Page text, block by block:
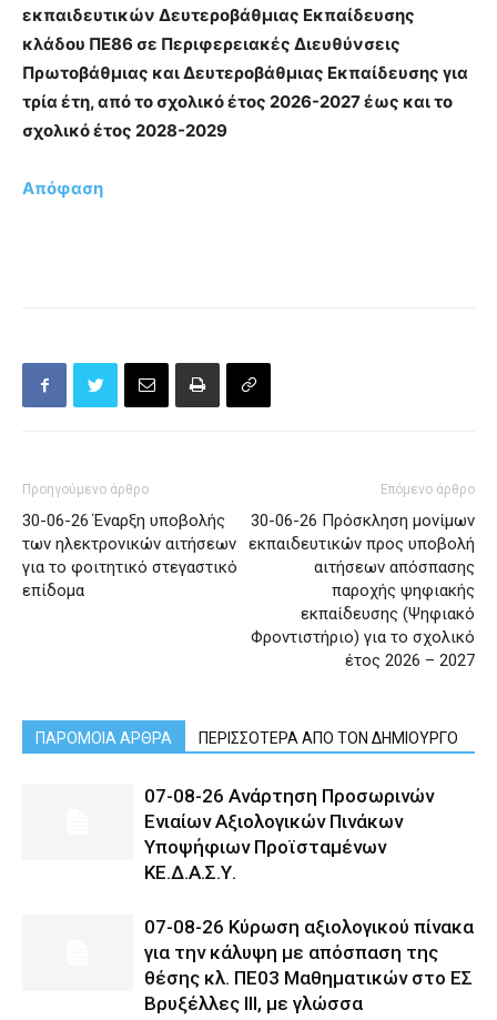
εκπαιδευτικών Δευτεροβάθμιας Εκπαίδευσης
κλάδου ΠΕ86 σε Περιφερειακές Διευθύνσεις
Πρωτοβάθμιας και Δευτεροβάθμιας Εκπαίδευσης για
τρία έτη, από το σχολικό έτος 2026-2027 έως και το
σχολικό έτος 2028-2029
Απόφαση
Προηγούμενο άρθρο
30-06-26 Έναρξη υποβολής
των ηλεκτρονικών αιτήσεων
για το φοιτητικό στεγαστικό
επίδομα
Επόμενο άρθρο
30-06-26 Πρόσκληση μονίμων
εκπαιδευτικών προς υποβολή
αιτήσεων απόσπασης
παροχής ψηφιακής
εκπαίδευσης (Ψηφιακό
Φροντιστήριο) για το σχολικό
έτος 2026 – 2027
ΠΑΡΟΜΟΙΑ ΑΡΘΡΑ ΠΕΡΙΣΣΟΤΕΡΑ ΑΠΟ ΤΟΝ ΔΗΜΙΟΥΡΓΟ
07-08-26 Ανάρτηση Προσωρινών
Ενιαίων Αξιολογικών Πινάκων
Υποψήφιων Προϊσταμένων
ΚΕ.Δ.Α.Σ.Υ.
07-08-26 Κύρωση αξιολογικού πίνακα
για την κάλυψη με απόσπαση της
θέσης κλ. ΠΕ03 Μαθηματικών στο ΕΣ
Βρυξέλλες ΙΙΙ, με γλώσσα